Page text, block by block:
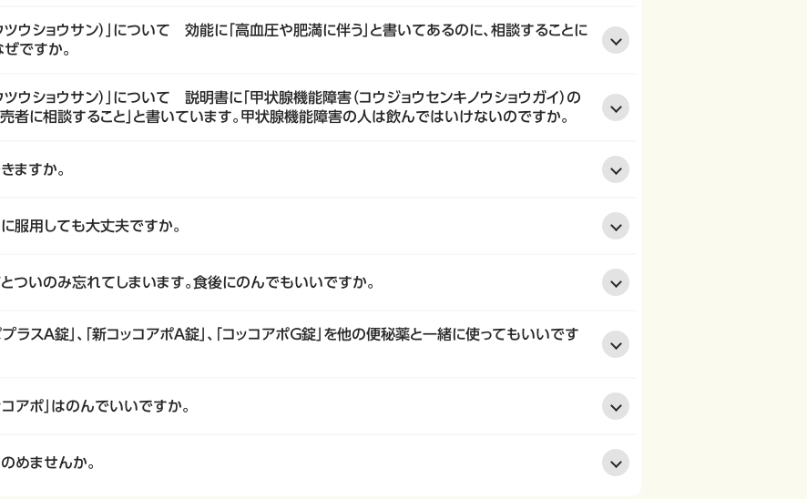
ウショウサン）」について 効能に「高血圧や肥満に伴う」と書いてあるのに、相談することに
ですか。
ウショウサン）」について 説明書に「甲状腺機能障害（コウジョウセンキノウショウガイ）の
者に相談すること」と書いています。甲状腺機能障害の人は飲んではいけないのですか。
ますか。
服用しても大丈夫ですか。
ついのみ忘れてしまいます。食後にのんでもいいですか。
ポプラスＡ錠」、「新コッコアポＡ錠」、「コッコアポＧ錠」を他の便秘薬と一緒に使ってもいいです
アポ」はのんでいいですか。
めませんか。